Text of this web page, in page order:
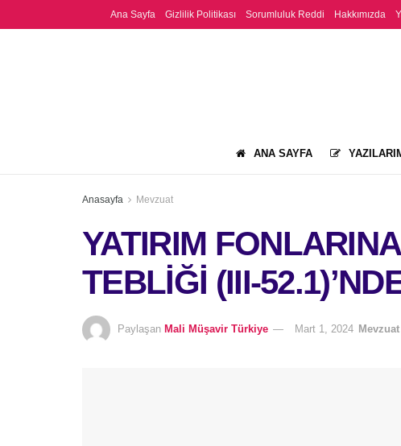
Ana Sayfa Gizlilik Politikası Sorumluluk Reddi Hakkımızda
ANA SAYFA
Anasayfa Mevzuat
YATIRIM
TEBLİĞİ (III-
Paylaşan Mali Müşavir Türkiye Mart 1, 2024 Mevzuat